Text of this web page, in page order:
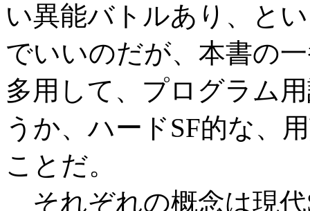
い異能バトルあり、と
でいいのだが、本書の
多用して、プログラム
うか、ハードSF的な、
ことだ。
それぞれの概念は現